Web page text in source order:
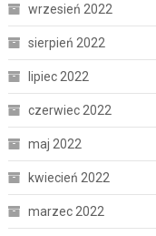
wrzesień 2022
sierpień 2022
lipiec 2022
czerwiec 2022
maj 2022
kwiecień 2022
marzec 2022